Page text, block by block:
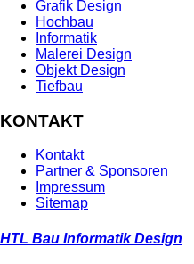
Grafik Design
Hochbau
Informatik
Malerei Design
Objekt Design
Tiefbau
KONTAKT
Kontakt
Partner & Sponsoren
Impressum
Sitemap
HTL Bau Informatik Design